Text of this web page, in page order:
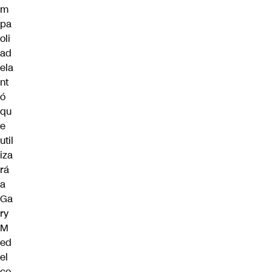
m
pa
oli
ad
ela
nt
ó
qu
e
util
iza
rá
a
Ga
ry
M
ed
el